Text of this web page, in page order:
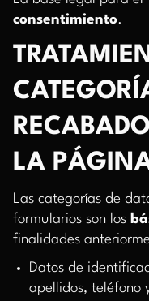
consentimiento.
LA
Las categorías de
formularios son los
finalidades
Datos de
apellidos, teléfono